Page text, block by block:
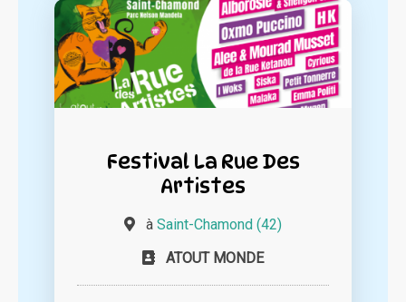
Festival La Rue Des
Artistes
à Saint-Chamond (42)
ATOUT MONDE